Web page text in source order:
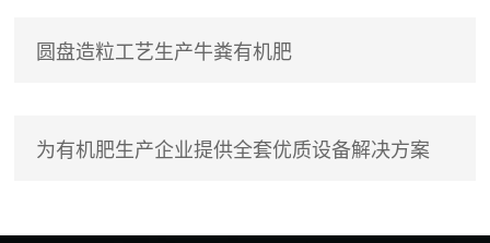
圆盘造粒工艺生产牛粪有机肥
为有机肥生产企业提供全套优质设备解决方案